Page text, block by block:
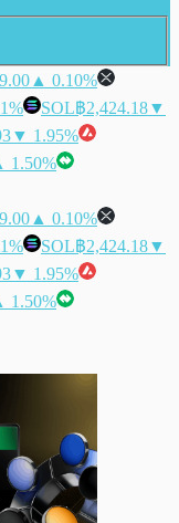
▲ 0.10%
SOL฿2,424.18▼
▼ 1.95%
1.50%
▲ 0.10%
SOL฿2,424.18▼
▼ 1.95%
1.50%